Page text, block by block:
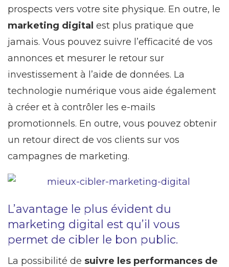
prospects vers votre site physique. En outre, le
marketing digital est plus pratique que
jamais. Vous pouvez suivre l’efficacité de vos
annonces et mesurer le retour sur
investissement à l’aide de données. La
technologie numérique vous aide également
à créer et à contrôler les e-mails
promotionnels. En outre, vous pouvez obtenir
un retour direct de vos clients sur vos
campagnes de marketing.
L’avantage le plus évident du
marketing digital est qu’il vous
permet de cibler le bon public.
La possibilité de suivre les performances de